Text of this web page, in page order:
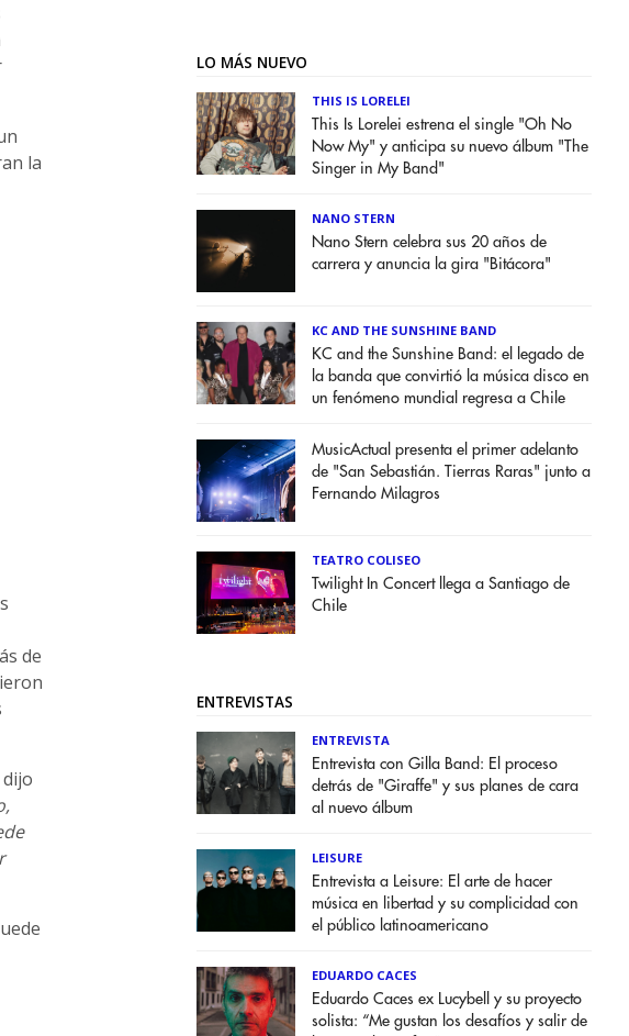
la
de
dijo
LO MÁS NUEVO
THIS IS LORELEI
This Is Lorelei estrena el single "Oh No
Now My" y anticipa su nuevo álbum "The
Singer in My Band"
NANO STERN
Nano Stern celebra sus 20 años de
carrera y anuncia la gira "Bitácora"
KC AND THE SUNSHINE BAND
KC and the Sunshine Band: el legado de
la banda que convirtió la música disco en
un fenómeno mundial regresa a Chile
MusicActual presenta el primer adelanto
de "San Sebastián. Tierras Raras" junto a
Fernando Milagros
TEATRO COLISEO
Twilight In Concert llega a Santiago de
Chile
ENTREVISTAS
ENTREVISTA
Entrevista con Gilla Band: El proceso
detrás de "Giraffe" y sus planes de cara
al nuevo álbum
LEISURE
Entrevista a Leisure: El arte de hacer
música en libertad y su complicidad con
el público latinoamericano
EDUARDO CACES
Eduardo Caces ex Lucybell y su proyecto
solista: “Me gustan los desafíos y salir de